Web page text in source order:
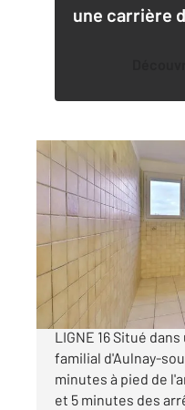
une carrière
AULNAY SOUS BOIS
70,30 m2, 4 pièces
Ref : 2359
Appartement
163
À vendre AULNAY
LIGNE 16 Situé
familial d'Aulnay-
minutes à pied de
et 5 minutes des